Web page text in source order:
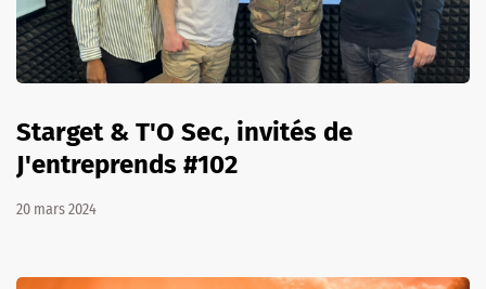
Starget & T'O Sec, invités de
J'entreprends #102
20 mars 2024